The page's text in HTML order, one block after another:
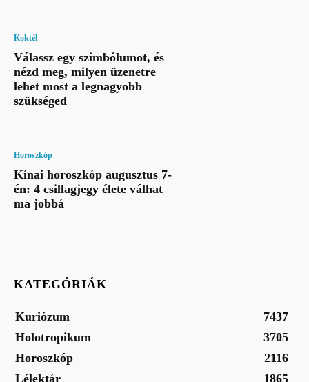
Koktél
Válassz egy szimbólumot, és
nézd meg, milyen üzenetre
lehet most a legnagyobb
szükséged
Horoszkóp
Kínai horoszkóp augusztus 7-
én: 4 csillagjegy élete válhat
ma jobbá
KATEGÓRIÁK
Kuriózum
7437
Holotropikum
3705
Horoszkóp
2116
Lélektár
1865